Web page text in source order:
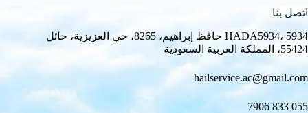
اتصل بنا
HADA5934، 5934 حافظ إبراهيم، 8265، حي العزيزية، حائل
55424، المملكة العربية السعودية
hailservice.ac@gmail.com
055 833 7906